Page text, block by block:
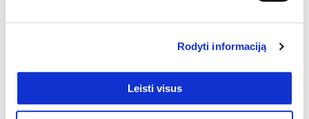
Rodyti informaciją
Leisti visus
Individuali